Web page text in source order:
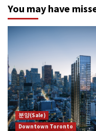
You may have
분양(Sale)
Downtown Toronto